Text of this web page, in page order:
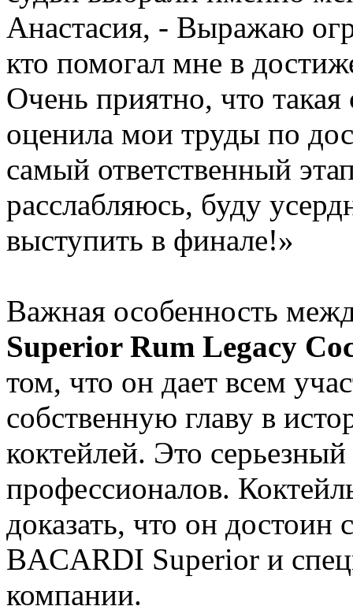
Анастасия, - Выражаю
кто помогал мне в
Очень приятно, что такая
оценила мои труды по
самый ответственный
расслабляюсь, буду
выступить в финале!»
Важная особенность
Superior Rum Legacy
том, что он дает всем
собственную главу в
коктейлей. Это
профессионалов.
доказать, что он достоин
BACARDI Superior и
компании.